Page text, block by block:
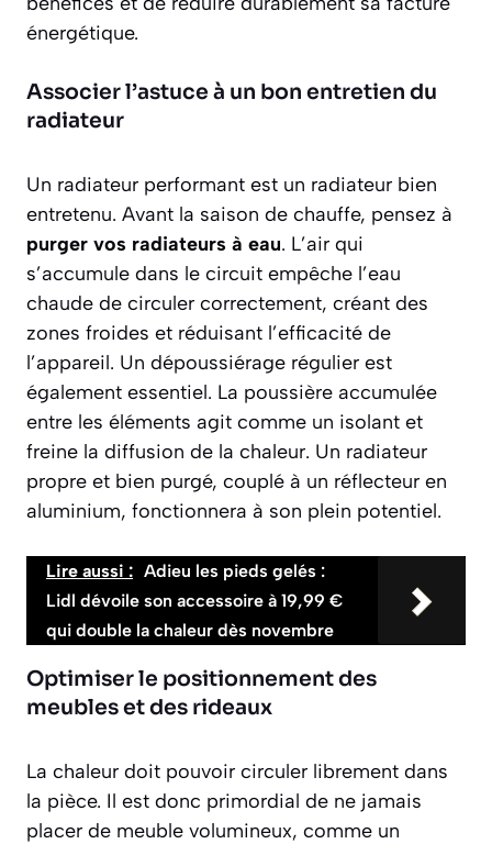
énergétique.
Associer l’astuce à un bon entretien du
radiateur
Un radiateur performant est un radiateur bien
entretenu. Avant la saison de chauffe, pensez à
purger vos radiateurs à eau. L’air qui
s’accumule dans le circuit empêche l’eau
chaude de circuler correctement, créant des
zones froides et réduisant l’efficacité de
l’appareil. Un dépoussiérage régulier est
également essentiel. La poussière accumulée
entre les éléments agit comme un isolant et
freine la diffusion de la chaleur. Un radiateur
propre et bien purgé, couplé à un réflecteur en
aluminium, fonctionnera à son plein potentiel.
Lire aussi : Adieu les pieds gelés :
Lidl dévoile son accessoire à 19,99 €
qui double la chaleur dès novembre
Optimiser le positionnement des
meubles et des rideaux
La chaleur doit pouvoir circuler librement dans
la pièce. Il est donc primordial de ne jamais
placer de meuble volumineux, comme un